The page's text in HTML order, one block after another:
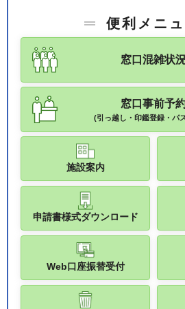
便利メニ
窓口混雑状
窓口事前予
(引っ越し・印鑑登録・パ
施設案内
申請書様式ダウンロード
Web口座振替受付